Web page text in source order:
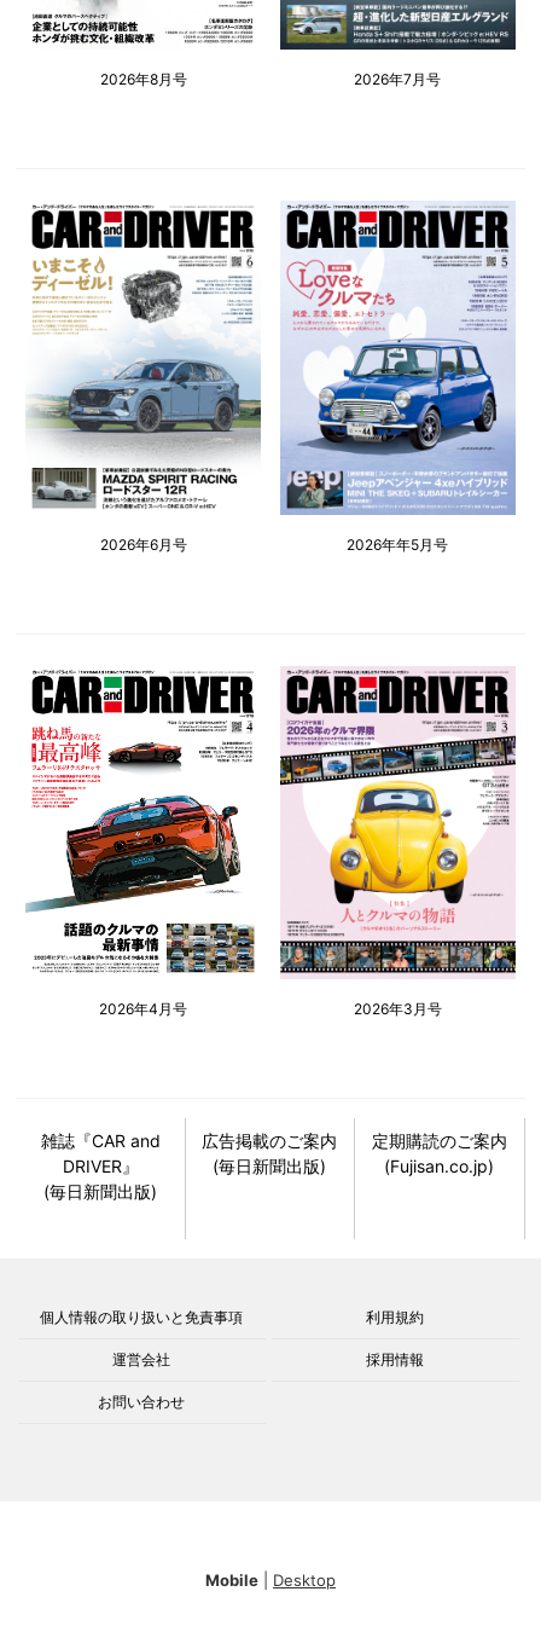
2026年8月号 2026年7月号
2026年6月号 2026年年5月号
2026年4月号 2026年3月号
雑誌『CAR and
DRIVER』
(毎日新聞出版)
広告掲載のご案内
(毎日新聞出版)
定期購読のご案内
(Fujisan.co.jp)
個人情報の取り扱いと免責事項 利用規約
運営会社 採用情報
お問い合わせ
Mobile Desktop